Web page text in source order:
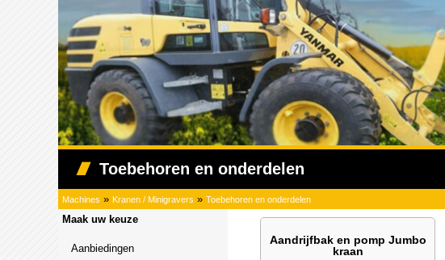
Toebehoren en onderdelen
Machines » Kranen / Minigravers » Toebehoren en onderdelen
Maak uw keuze
Aanbiedingen
Aandrijfbak en pomp Jumbo
kraan